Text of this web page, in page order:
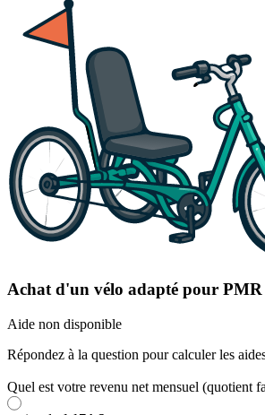
Achat d'un vélo adapté pour PMR
Aide non disponible
Répondez à la question pour calculer les
Quel est votre revenu net mensuel (quotient